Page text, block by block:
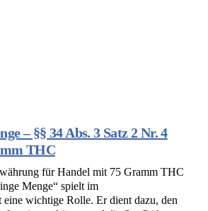
– §§ 34 Abs. 3 Satz 2 Nr. 4
THC
für Handel mit 75 Gramm THC
Menge“ spielt im
eine wichtige Rolle. Er dient dazu, den